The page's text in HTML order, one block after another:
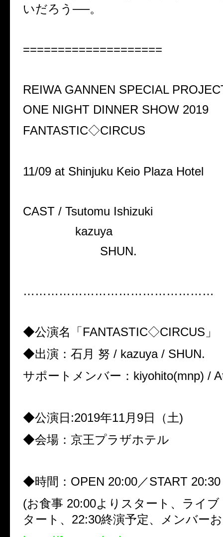
いだろう──。
====================
REIWA GANNEN SPECIAL
ONE NIGHT DINNER SHOW 2019
FANTASTIC◇CIRCUS
11/09 at Shinjuku Keio Plaza Hotel
CAST / Tsutomu Ishizuki
kazuya
SHUN.
…………………………………………
◆公演名「FANTASTIC◇CIRCUS」
◆出演：石月 努 / kazuya / SHUN.
サポートメンバー：kiyohito(mnp) /
◆公演日:2019年11月9日（土)
◆会場：京王プラザホテル
◆時間：OPEN 20:00／START
(お食事 20:00よりスタート、ライ
タート、22:30終演予定、メンバー